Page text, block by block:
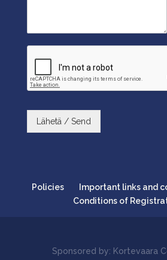
Lähetä / Send
Policies
Important links and
Conditions of
Sponsored by: Kortevaara